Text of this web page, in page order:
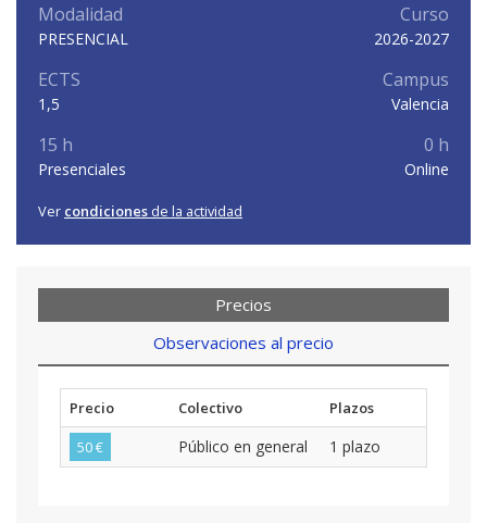
Modalidad
PRESENCIAL
Curso
2026-2027
ECTS
1,5
Campus
Valencia
15 h
Presenciales
0 h
Online
Ver condiciones de la actividad
Precios
Observaciones al precio
Precio Colectivo
Plazos
50 €
Público en general 1 plazo